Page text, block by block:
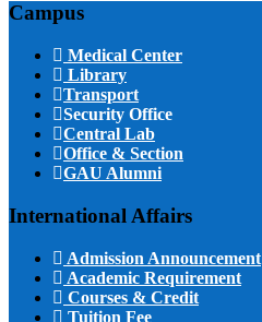
Campus
Medical Center
Library
Transport
Security Office
Central Lab
Office & Section
GAU Alumni
International Affairs
Admission Announcement
Academic Requirement
Courses & Credit
Tuition Fee